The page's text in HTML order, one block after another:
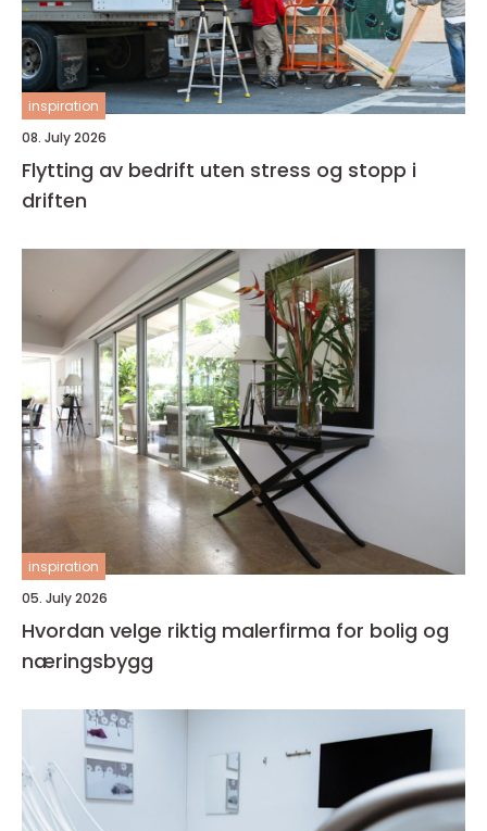
inspiration
08. July 2026
Flytting av bedrift uten stress og stopp i
driften
inspiration
05. July 2026
Hvordan velge riktig malerfirma for bolig og
næringsbygg